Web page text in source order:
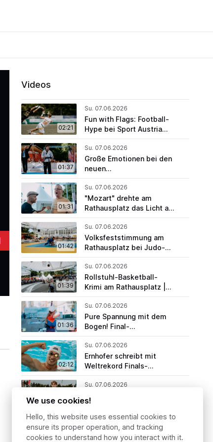
Videos
02:21
Su. 07.06.2026
Fun with Flags: Football-
Hype bei Sport Austria
Finals! | SAF26
01:37
Su. 07.06.2026
Große Emotionen bei den
neuen
Staatsmeister:innen |
SAF26
01:31
Su. 07.06.2026
"Mozart" drehte am
Rathausplatz das Licht ab
| SAF26
01:42
Su. 07.06.2026
Volksfeststimmung am
Rathausplatz bei Judo-
Premiere | SAF26
01:39
Su. 07.06.2026
Rollstuhl-Basketball-
Krimi am Rathausplatz |
SAF26
01:36
Su. 07.06.2026
Pure Spannung mit dem
Bogen! Final-
Entscheidungen mit
Ausblick | SAF26
02:12
Su. 07.06.2026
Ernhofer schreibt mit
Weltrekord Finals-
Geschichte | SAF26
01:49
Su. 07.06.2026
SAF26
Su. 07.06.2026
Favorit:innen "wabbelten"
We use cookies!
Hello, this website uses essential cookies to
ensure its proper operation, and tracking
cookies to understand how you interact with it.